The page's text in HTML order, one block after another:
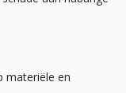
materiële en